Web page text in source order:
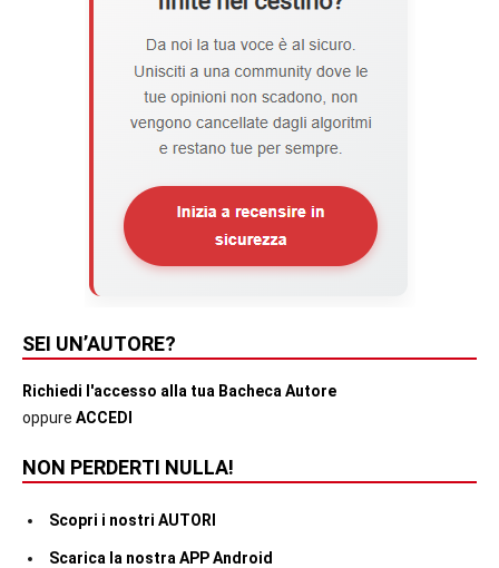
SEI UN’AUTORE?
Richiedi l'accesso alla tua Bacheca Autore
oppure ACCEDI
NON PERDERTI NULLA!
Scopri i nostri AUTORI
Scarica la nostra APP Android